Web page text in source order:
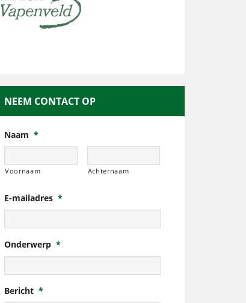
NEEM CONTACT OP
Naam *
Voornaam Achternaam
E-mailadres *
Onderwerp *
Bericht *